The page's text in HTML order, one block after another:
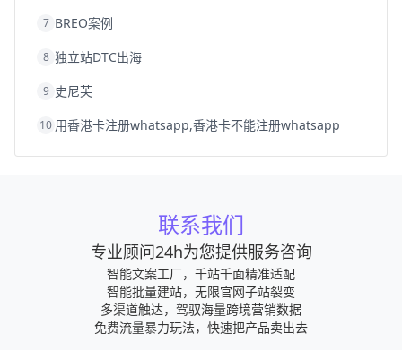
7 BREO案例
8 独立站DTC出海
9 史尼芙
10 用香港卡注册whatsapp,香港卡不能注册whatsapp
联系我们
专业顾问24h为您提供服务咨询
智能文案工厂，千站千面精准适配
智能批量建站，无限官网子站裂变
多渠道触达，驾驭海量跨境营销数据
免费流量暴力玩法，快速把产品卖出去